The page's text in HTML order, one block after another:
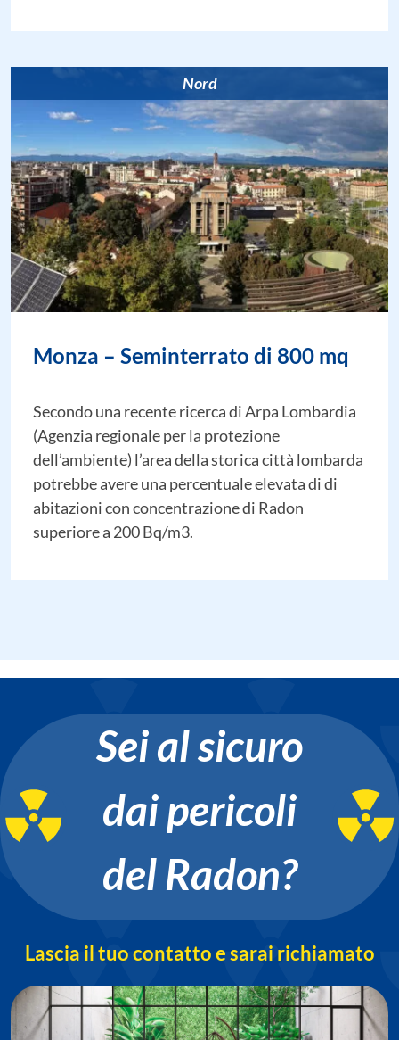
Nord
Monza – Seminterrato di 800 mq
Secondo una recente ricerca di Arpa Lombardia
(Agenzia regionale per la protezione
dell’ambiente) l’area della storica città lombarda
potrebbe avere una percentuale elevata di di
abitazioni con concentrazione di Radon
superiore a 200 Bq/m3.
Sei al sicuro
dai pericoli
del Radon?
Lascia il tuo contatto e sarai richiamato